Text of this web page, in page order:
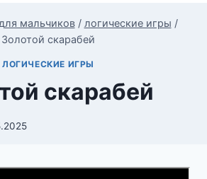
мальчиков / логические игры /
Золотой скарабей
ЛОГИЧЕСКИЕ ИГРЫ
скарабей